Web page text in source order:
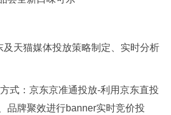
猫媒体投放策略制定、实时分析
：京东京准通投放-利用京东直投
品牌聚效进行banner实时竞价投